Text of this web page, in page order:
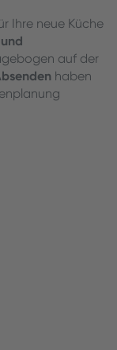
Ihre neue Küche
auf der
haben